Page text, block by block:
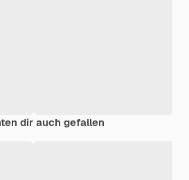
dir auch gefallen